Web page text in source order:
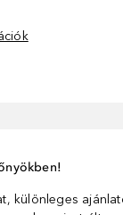
különleges